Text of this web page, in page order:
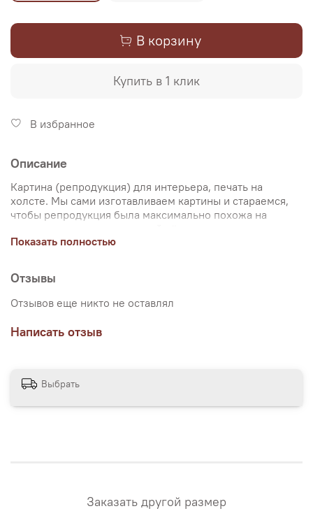
В корзину
Купить в 1 клик
В избранное
Описание
Картина (репродукция) для интерьера, печать на
холсте. Мы сами изготавливаем картины и стараемся,
чтобы репродукция была максимально похожа на
Именно поэтому, мы уделяем особое внимание
печати используются художественный хлопковый холст
и экологические чернила. Репродукцию можно купить
на подрамнике (деревянный подрамник, галерейная
натяжка) или без подрамника (только холст,
доставляется в рулоне в тубусе). Картина продается в
нескольких вариантах размеров, представленных на
репродукции мировых шедевров живописи, только
Показать полностью
Отзывы
Отзывов еще никто не оставлял
Написать отзыв
Выбрать
Заказать другой размер